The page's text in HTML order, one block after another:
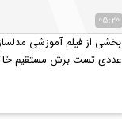
05:20
بخشی از فیلم آموزشی
عددی تست برش مستقیم